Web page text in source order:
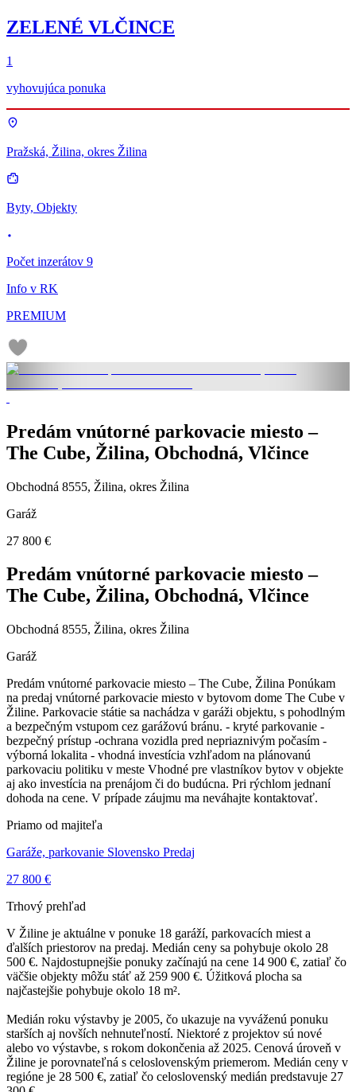
ZELENÉ VLČINCE
1
vyhovujúca ponuka
Pražská, Žilina, okres Žilina
Byty, Objekty
Počet inzerátov 9
Info v RK
PREMIUM
Predám vnútorné parkovacie miesto –
The Cube, Žilina, Obchodná, Vlčince
Obchodná 8555, Žilina, okres Žilina
Garáž
27 800 €
Predám vnútorné parkovacie miesto –
The Cube, Žilina, Obchodná, Vlčince
Obchodná 8555, Žilina, okres Žilina
Garáž
Predám vnútorné parkovacie miesto – The Cube, Žilina Ponúkam
na predaj vnútorné parkovacie miesto v bytovom dome The Cube v
Žiline. Parkovacie státie sa nachádza v garáži objektu, s pohodlným
a bezpečným vstupom cez garážovú bránu. - kryté parkovanie -
bezpečný prístup -ochrana vozidla pred nepriaznivým počasím -
výborná lokalita - vhodná investícia vzhľadom na plánovanú
parkovaciu politiku v meste Vhodné pre vlastníkov bytov v objekte
aj ako investícia na prenájom či do budúcna. Pri rýchlom jednaní
dohoda na cene. V prípade záujmu ma neváhajte kontaktovať.
Priamo od majiteľa
Garáže, parkovanie Slovensko Predaj
27 800 €
Trhový prehľad
V Žiline je aktuálne v ponuke 18 garáží, parkovacích miest a
ďalších priestorov na predaj. Medián ceny sa pohybuje okolo 28
500 €. Najdostupnejšie ponuky začínajú na cene 14 900 €, zatiaľ čo
väčšie objekty môžu stáť až 259 900 €. Úžitková plocha sa
najčastejšie pohybuje okolo 18 m².
Medián roku výstavby je 2005, čo ukazuje na vyváženú ponuku
starších aj novších nehnuteľností. Niektoré z projektov sú nové
alebo vo výstavbe, s rokom dokončenia až 2025. Cenová úroveň v
Žiline je porovnateľná s celoslovenským priemerom. Medián ceny v
regióne je 28 500 €, zatiaľ čo celoslovenský medián predstavuje 27